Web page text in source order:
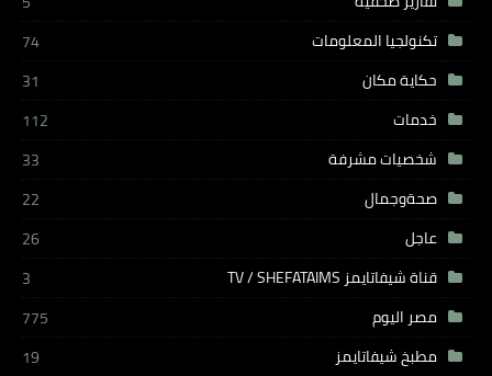
تكنولجيا المعلومات
74
حكاية مكان
31
خدمات
112
شخصيات مشرفة
33
صحةوجمال
22
عاجل
26
قناة شيفاتايمز TV / SHEFATAIMS
3
مصر اليوم
775
مطبخ شيفاتايمز
19